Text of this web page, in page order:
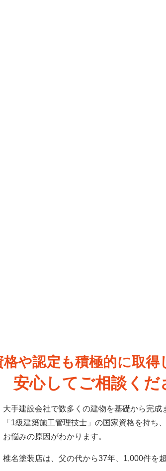
格や認定も積極的に取得
安心してご相談くだ
大手建設会社で数多くの建物を基礎から完成
「1級建築施工管理技士」の国家資格を持ち
お悩みの原因がわかります。
椎名塗装店は、父の代から37年、1,000件を